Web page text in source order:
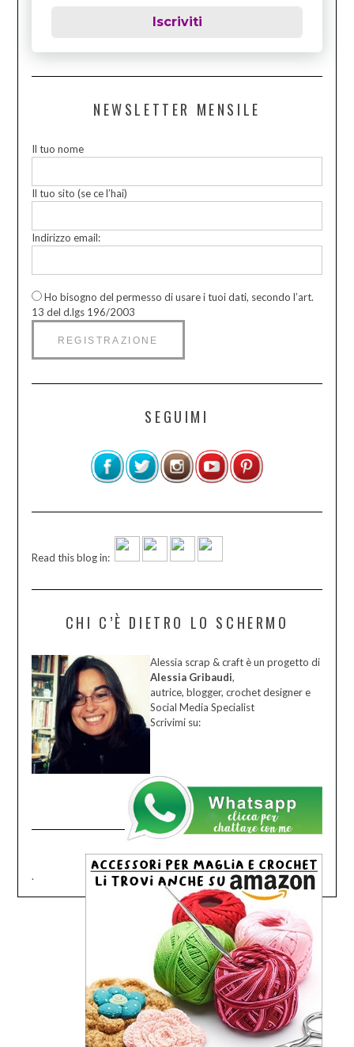
Iscriviti
NEWSLETTER MENSILE
Il tuo nome
Il tuo sito (se ce l’hai)
Indirizzo email:
Ho bisogno del permesso di usare i tuoi dati, secondo l’art.
13 del d.lgs 196/2003
SEGUIMI
Read this blog in:
CHI C’È DIETRO LO SCHERMO
Alessia scrap & craft è un progetto di
Alessia Gribaudi,
autrice, blogger, crochet designer e
Social Media Specialist
Scrivimi su:
.